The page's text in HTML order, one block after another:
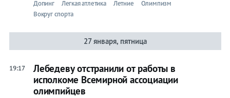
Допинг Легкая атлетика Летние
Олимпизм
Вокруг спорта
27 января, пятница
19:17
Лебедеву отстранили от работы в
исполкоме Всемирной ассоциации
олимпийцев
лента
Универсиада-2019
ЧМ по
фигурному